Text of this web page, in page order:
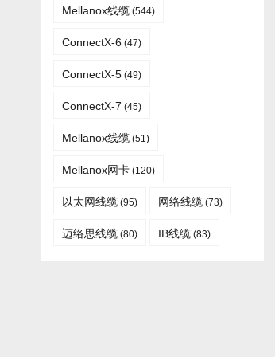
Mellanox线缆 (544)
ConnectX-6 (47)
ConnectX-5 (49)
ConnectX-7 (45)
Mellanox线缆​ (51)
Mellanox网卡 (120)
以太网线缆 (95) 网络线缆 (73)
迈络思线缆 (80) IB线缆​ (83)